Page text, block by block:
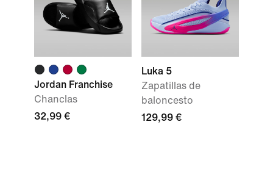
Jordan Franchise
Chanclas
32,99 €
Luka 5
Zapatillas de
baloncesto
129,99 €